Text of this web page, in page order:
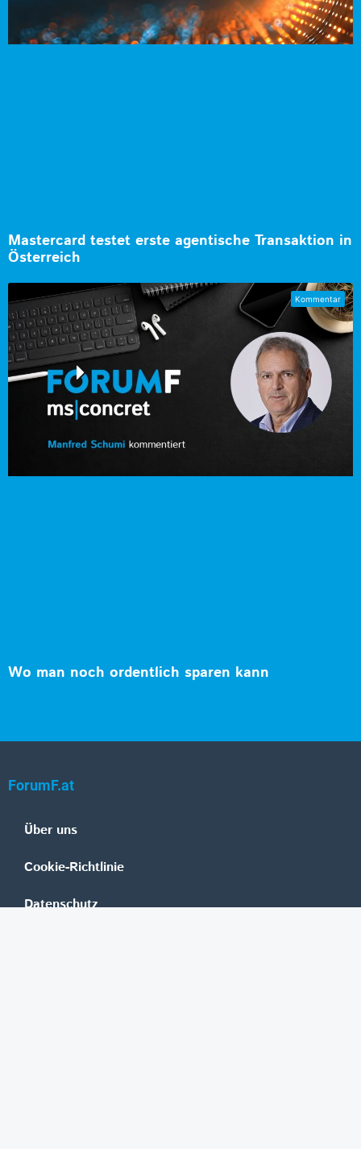
Mastercard testet erste agentische Transaktion in
Österreich
Wo man noch ordentlich sparen kann
ForumF.at
Über uns
Cookie-Richtlinie
Datenschutz